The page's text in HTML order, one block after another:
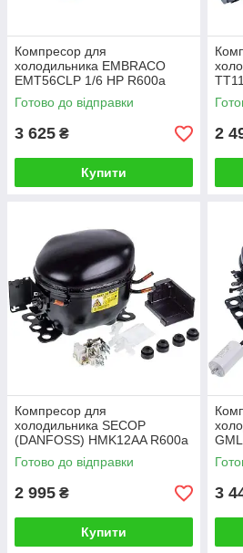
Компресор для
холодильника EMBRACO
EMT56CLP 1/6 HP R600a
155W
Готово до відправки
3 625 ₴
Купити
2
Компресор для
холодильника SECOP
(DANFOSS) HMK12AA R600a
198W (з пусковим реле
ZAFP)
Готово до відправки
2 995 ₴
Купити
3